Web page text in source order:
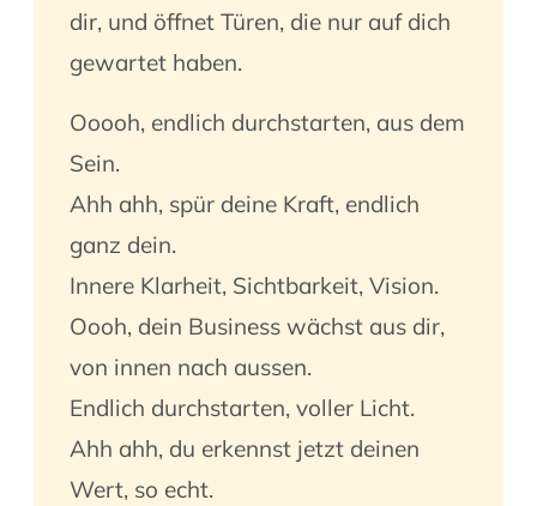
dir, und öffnet Türen, die nur auf dich
gewartet haben.
Ooooh, endlich durchstarten, aus dem
Sein.
Ahh ahh, spür deine Kraft, endlich
ganz dein.
Innere Klarheit, Sichtbarkeit, Vision.
Oooh, dein Business wächst aus dir,
von innen nach aussen.
Endlich durchstarten, voller Licht.
Ahh ahh, du erkennst jetzt deinen
Wert, so echt.